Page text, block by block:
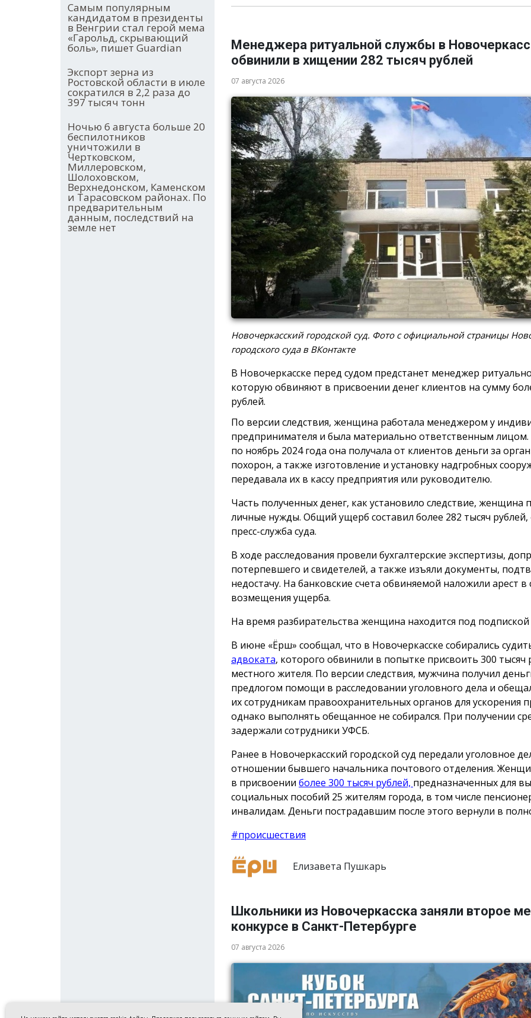
Самым популярным
кандидатом в президенты
в Венгрии стал герой мема
«Гарольд, скрывающий
боль», пишет Guardian
Экспорт зерна из
Ростовской области в июле
сократился в 2,2 раза до
397 тысяч тонн
Ночью 6 августа больше 20
беспилотников
уничтожили в
Чертковском,
Миллеровском,
Шолоховском,
Верхнедонском, Каменском
и Тарасовском районах. По
предварительным
данным, последствий на
земле нет
Менеджера ритуальной службы в
обвинили в хищении 282 тысяч рублей
07 августа 2026
Новочеркасский городской суд. Фото с официальной страницы
городского суда в ВКонтакте
В Новочеркасске перед судом предстанет менеджер
которую обвиняют в присвоении денег клиентов на сумму
рублей.
По версии следствия, женщина работала менеджером у
предпринимателя и была материально ответственным лицом.
по ноябрь 2024 года она получала от клиентов деньги за
похорон, а также изготовление и установку надгробных
передавала их в кассу предприятия или руководителю.
Часть полученных денег, как установило следствие, женщина
личные нужды. Общий ущерб составил более 282 тысяч
пресс-служба суда.
В ходе расследования провели бухгалтерские экспертизы,
потерпевшего и свидетелей, а также изъяли документы,
недостачу. На банковские счета обвиняемой наложили арест в
возмещения ущерба.
На время разбирательства женщина находится под
В июне «Ёрш» сообщал, что в Новочеркасске собирались
адвоката, которого обвинили в попытке присвоить 300 тысяч
местного жителя. По версии следствия, мужчина получил
предлогом помощи в расследовании уголовного дела и
их сотрудникам правоохранительных органов для ускорения
однако выполнять обещанное не собирался. При получении
задержали сотрудники УФСБ.
Ранее в Новочеркасский городской суд передали уголовное
отношении бывшего начальника почтового отделения.
в присвоении более 300 тысяч рублей, предназначенных для
социальных пособий 25 жителям города, в том числе
инвалидам. Деньги пострадавшим после этого вернули в
#происшествия
Елизавета Пушкарь
Школьники из Новочеркасска заняли второе
конкурсе в Санкт-Петербурге
07 августа 2026